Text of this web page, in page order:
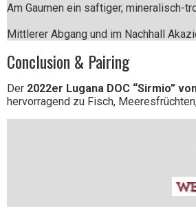
Am Gaumen ein saftiger, mineralisch-
Mittlerer Abgang und im Nachhall
Conclusion & Pairing
Der 2022er Lugana DOC “Sirmio”
hervorragend zu Fisch,